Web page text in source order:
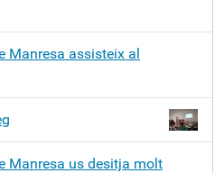
Manresa assisteix al
Manresa us desitja molt